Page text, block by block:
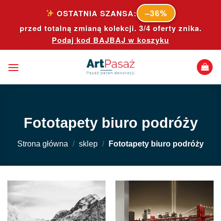
content
OSTATNIA SZANSA: –36%
przed totalną zmianą kolekcji. 3/4 oferty znika.
Podaj kod BAJBAJ w koszyku
Fototapety biuro podróży
Strona główna / sklep / Fototapety biuro podróży